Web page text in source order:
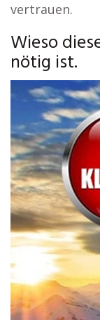
vertrauen.
Wieso
nötig ist.